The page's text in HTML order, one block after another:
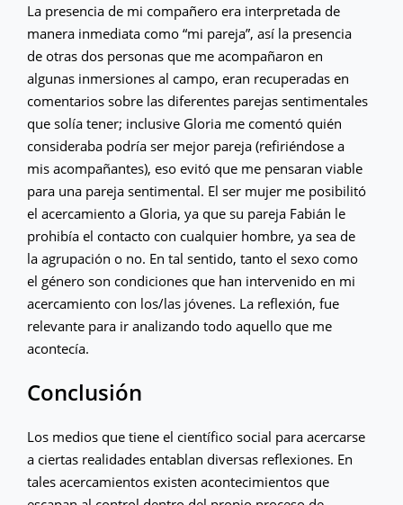
La presencia de mi compañero era interpretada de
manera inmediata como “mi pareja”, así la presencia
de otras dos personas que me acompañaron en
algunas inmersiones al campo, eran recuperadas en
comentarios sobre las diferentes parejas sentimentales
que solía tener; inclusive Gloria me comentó quién
consideraba podría ser mejor pareja (refiriéndose a
mis acompañantes), eso evitó que me pensaran viable
para una pareja sentimental. El ser mujer me posibilitó
el acercamiento a Gloria, ya que su pareja Fabián le
prohibía el contacto con cualquier hombre, ya sea de
la agrupación o no. En tal sentido, tanto el sexo como
el género son condiciones que han intervenido en mi
acercamiento con los/las jóvenes. La reflexión, fue
relevante para ir analizando todo aquello que me
acontecía.
Conclusión
Los medios que tiene el científico social para acercarse
a ciertas realidades entablan diversas reflexiones. En
tales acercamientos existen acontecimientos que